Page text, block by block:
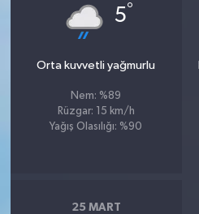
5°
Orta kuvvetli yağmurlu
Nem: %89
Rüzgar: 15 km/h
Yağış Olasılığı: %90
25 MART